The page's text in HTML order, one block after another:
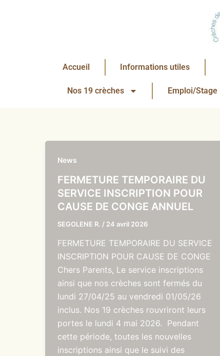
Accueil Informations utiles
Nos 19 crèches Emploi/Stage
News
FERMETURE TEMPORAIRE DU
SERVICE INSCRIPTION POUR
CAUSE DE CONGE ANNUEL
SEGOLENE R. / 24 avril 2026
FERMETURE TEMPORAIRE DU SERVICE
INSCRIPTION POUR CAUSE DE CONGE
Chers Parents, Le service inscriptions
ainsi que nos crèches sont fermés du
lundi 27/04/25 au vendredi 01/05/26
inclus. Nos 19 crèches rouvriront leurs
portes le lundi 4 mai 2026. Pendant
cette période, toutes les nouvelles
inscriptions ainsi que le suivi des